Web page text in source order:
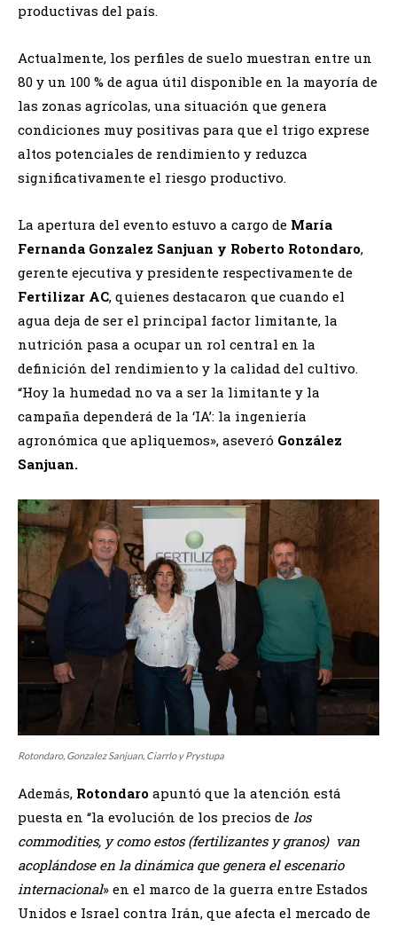
productivas del país.
Actualmente, los perfiles de suelo muestran entre un
80 y un 100 % de agua útil disponible en la mayoría de
las zonas agrícolas, una situación que genera
condiciones muy positivas para que el trigo exprese
altos potenciales de rendimiento y reduzca
significativamente el riesgo productivo.
La apertura del evento estuvo a cargo de María
Fernanda Gonzalez Sanjuan y Roberto Rotondaro,
gerente ejecutiva y presidente respectivamente de
Fertilizar AC, quienes destacaron que cuando el
agua deja de ser el principal factor limitante, la
nutrición pasa a ocupar un rol central en la
definición del rendimiento y la calidad del cultivo.
“Hoy la humedad no va a ser la limitante y la
campaña dependerá de la ‘IA’: la ingeniería
agronómica que apliquemos», aseveró González
Sanjuan.
Rotondaro, Gonzalez Sanjuan, Ciarrlo y Prystupa
Además, Rotondaro apuntó que la atención está
puesta en “la evolución de los precios de los
commodities, y como estos (fertilizantes y granos) van
acoplándose en la dinámica que genera el escenario
internacional» en el marco de la guerra entre Estados
Unidos e Israel contra Irán, que afecta el mercado de